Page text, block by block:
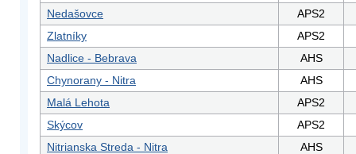
Nedašovce
APS2
Zlatníky
APS2
Nadlice - Bebrava
AHS
Chynorany - Nitra
AHS
Malá Lehota
APS2
Skýcov
APS2
Nitrianska Streda - Nitra
AHS